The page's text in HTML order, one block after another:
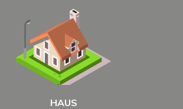
HAUS